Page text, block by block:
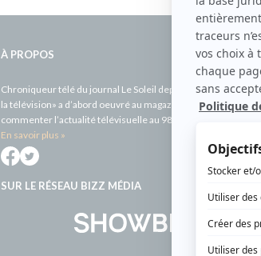
À PROPOS
Chroniqueur télé du journal Le Soleil depuis 2001, Richard
la télévision» a d’abord oeuvré au magazine TV Hebdo de
commenter l’actualité télévisuelle au 98,5.
En savoir plus »
SUR LE RÉSEAU BIZZ MÉDIA